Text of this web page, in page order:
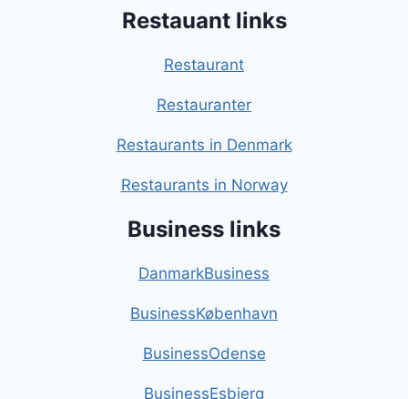
Restauant links
Restaurant
Restauranter
Restaurants in Denmark
Restaurants in Norway
Business links
DanmarkBusiness
BusinessKøbenhavn
BusinessOdense
BusinessEsbjerg